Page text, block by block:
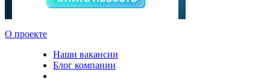
О проекте
Наши вакансии
Блог компании